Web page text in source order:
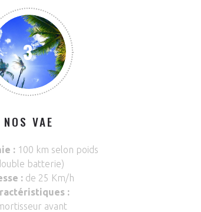
3
NOS VAE
:100 km selon poids
batterie)
: de 25 Km/h
:
avant